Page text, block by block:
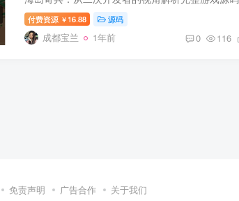
付费资源 ￥ 16.88 源码
成都宝兰 1年前 0 116
免责声明 广告合作 关于我们